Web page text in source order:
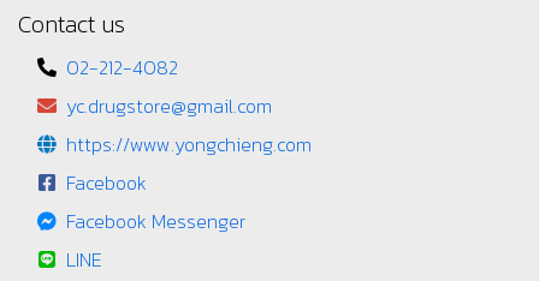
Contact us
02-212-4082
yc.drugstore@gmail.com
https://www.yongchieng.com
Facebook
Facebook Messenger
LINE